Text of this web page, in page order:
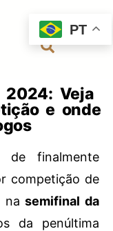
2024: Veja
e onde
de finalmente
competição de
nasemifinal da
da penúltima
PT